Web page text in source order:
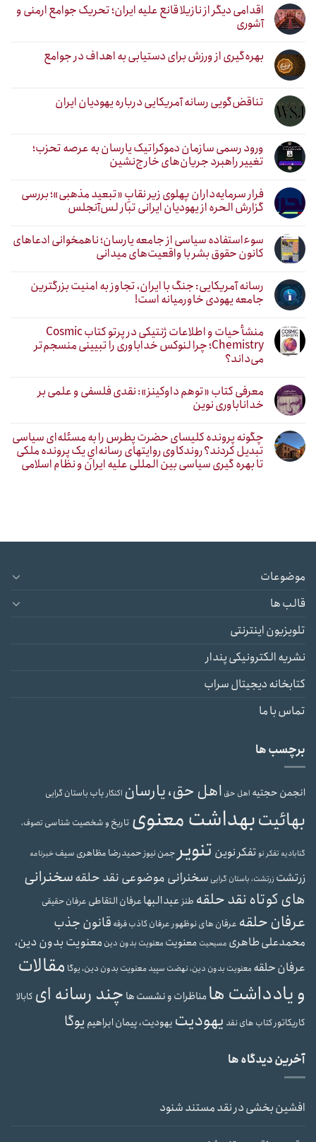
اقدامی دیگر از نازیلا قانع علیه ایران؛ تحریک جوامع ارمنی و
آشوری
بهره‌گیری از ورزش برای دستیابی به اهداف در جوامع
تناقض‌گویی رسانه آمریکایی درباره یهودیان ایران
ورود رسمی سازمان دموکراتیک یارسان به عرصه تحزب؛
تغییر راهبرد جریان‌های خارج‌نشین
فرار سرمایه‌داران پهلوی زیر نقابِ «تبعید مذهبی»؛ بررسی
گزارش الحره از یهودیان ایرانی تبار لس‌آنجلس
سوءاستفاده سیاسی از جامعه یارسان؛ ناهمخوانی ادعاهای
کانون حقوق بشر با واقعیت‌های میدانی
رسانه آمریکایی: جنگ با ایران، تجاوز به امنیت بزرگترین
جامعه یهودی خاورمیانه است!
منشأ حیات و اطلاعات ژنتیکی در پرتو کتاب Cosmic
Chemistry؛ چرا لنوکس خداباوری را تبیینی منسجم‌تر
می‌داند؟
معرفی کتاب «توهم داوکینز»: نقدی فلسفی و علمی بر
خداناباوری نوین
چگونه پرونده کلیسای حضرت پطرس را به مسئله‌ای سیاسی
تبدیل کردند؟ روندکاوی روایتهای رسانه‌ایِ یک پرونده ملکی
تا بهره گیری سیاسی بین المللی علیه ایران و نظام اسلامی
موضوعات
قالب ها
تلویزیون اینترنتی
نشریه الکترونیکی پندار
کتابخانه دیجیتال سراب
تماس با ما
برچسب ها
انجمن حجتیه اهل حق اهل حق، یارسان اکنکارباب باستان گرایی
بهائیتبهداشت معنوی تاریخ و شخصیت شناسی تصوف،
گنابادیه تفکر نوتفکر نوین تنویر جمن نیوزحمیدرضا مظاهری سیفخبرنامه
زرتشت زرتشت، باستان گرایی سخنرانی موضوعی نقد حلقهسخنرانی
های کوتاه نقد حلقه طنزعبدالبهاعرفان التقاطی عرفان حقیقی
عرفان حلقه عرفان های نوظهورعرفان کاذبفرقه قانون جذب
محمدعلی طاهری مسیحیت معنویت معنویت بدون دین معنویت بدون دین،
عرفان حلقه معنویت بدون دین، نهضت سپیدمعنویت بدون دین، یوگا مقالات
و یادداشت هامناظرات و نشست ها چند رسانه ای کابالا
کاریکاتورکتاب های نقد یهودیت یهودیت، پیمان ابراهیم یوگا
آخرین دیدگاه ها
افشین بخشیدرنقد مستند شنود